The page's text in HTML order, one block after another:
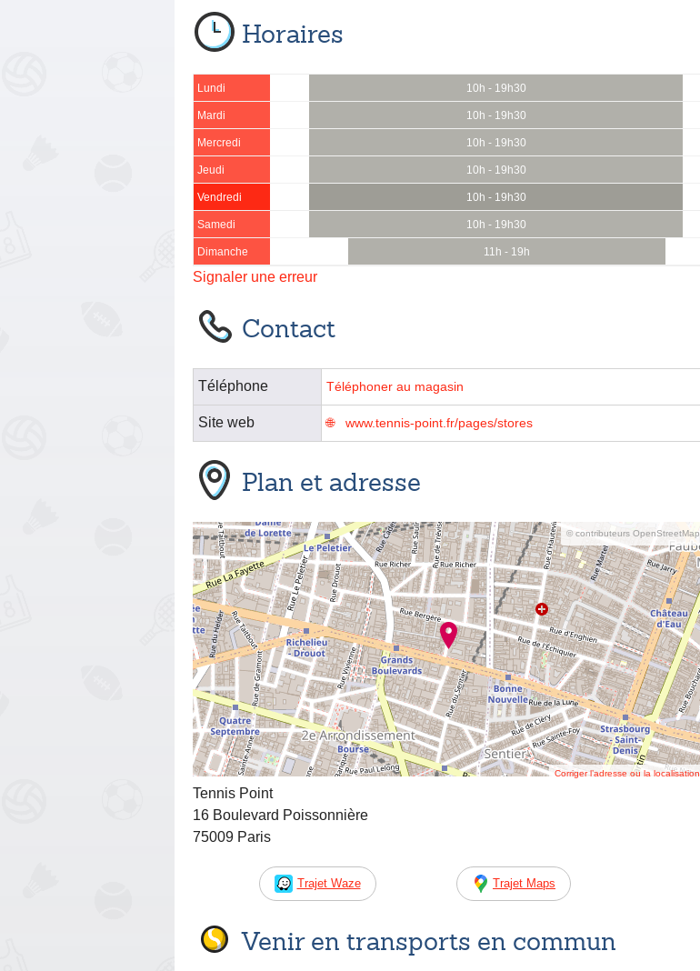
Horaires
Lundi 10h - 19h30
Mardi 10h - 19h30
Mercredi 10h - 19h30
Jeudi 10h - 19h30
Vendredi 10h - 19h30
Samedi 10h - 19h30
Dimanche 11h - 19h
Signaler une erreur
Contact
Téléphone Téléphoner au magasin
Site web www.tennis-point.fr/pages/stores
Plan et adresse
© contributeurs OpenStreetMap
Corriger l’adresse ou la localisation
Tennis Point
16 Boulevard Poissonnière
75009 Paris
Trajet Waze Trajet Maps
Venir en transports en commun